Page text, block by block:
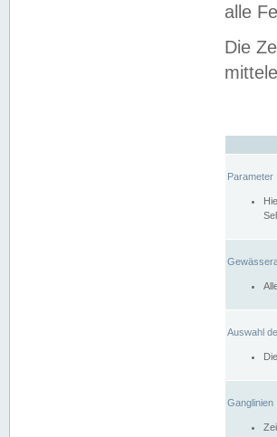
alle
Die
Parameter
Auswahl
Ganglinien